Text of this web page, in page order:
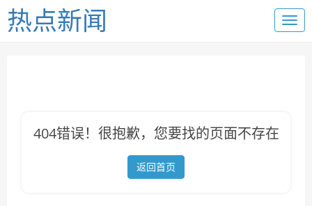
热点新闻
404错误！很抱歉，您要找的页面不存在
返回首页